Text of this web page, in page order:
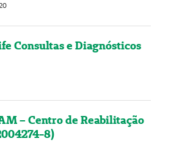
Consultas e Diagnósticos
– Centro de Reabilitação
8)